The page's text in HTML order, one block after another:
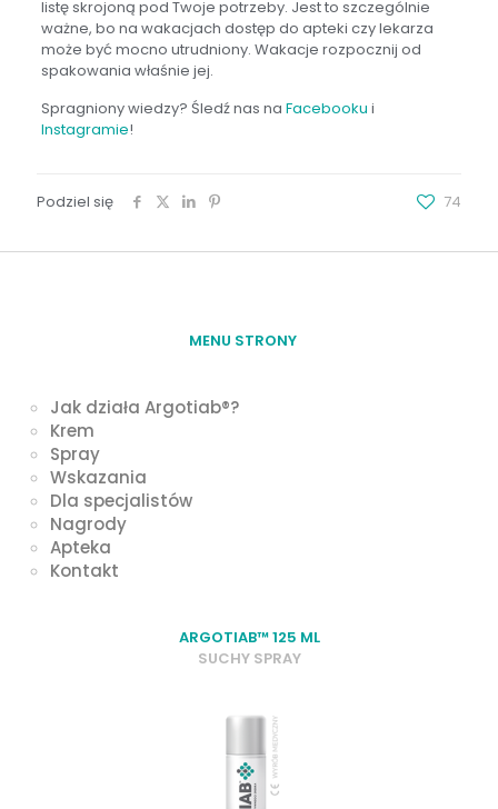
listę skrojoną pod Twoje potrzeby. Jest to szczególnie
ważne, bo na wakacjach dostęp do apteki czy lekarza
może być mocno utrudniony. Wakacje rozpocznij od
spakowania właśnie jej.
Spragniony wiedzy? Śledź nas na Facebooku i
Instagramie!
Podziel się 74
MENU STRONY
Jak działa Argotiab®?
Krem
Spray
Wskazania
Dla specjalistów
Nagrody
Apteka
Kontakt
ARGOTIAB™ 125 ML
SUCHY SPRAY